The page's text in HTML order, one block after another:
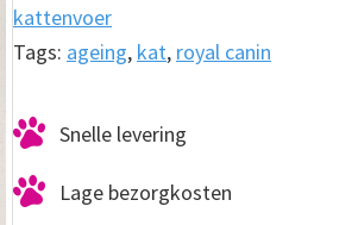
kattenvoer
Tags: ageing, kat, royal canin
Snelle levering
Lage bezorgkosten